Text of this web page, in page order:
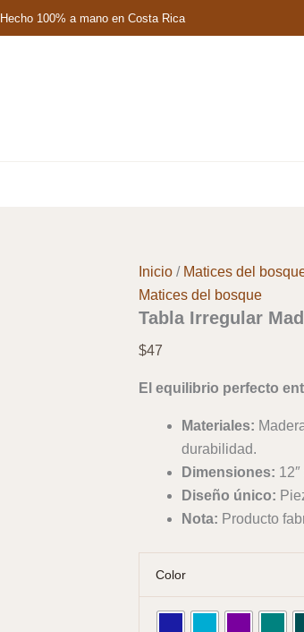
Hecho 100% a mano en Costa Rica
Inicio / Matices del
Matices del bosque
Tabla Irregular
$47
El equilibrio perfecto
Materiales:
durabilidad.
Dimensiones:
Diseño único:
Nota: Producto
Color